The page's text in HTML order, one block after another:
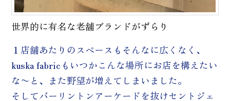
世界的に有名な老舗ブランドがずらり
１店舗あたりのスペースもそんなに広くなく、
kuska fabricもいつかこんな場所にお店を構えたい
な〜と、また野望が増えてしまいました。
そしてバーリントンアーケードを抜けセントジェ